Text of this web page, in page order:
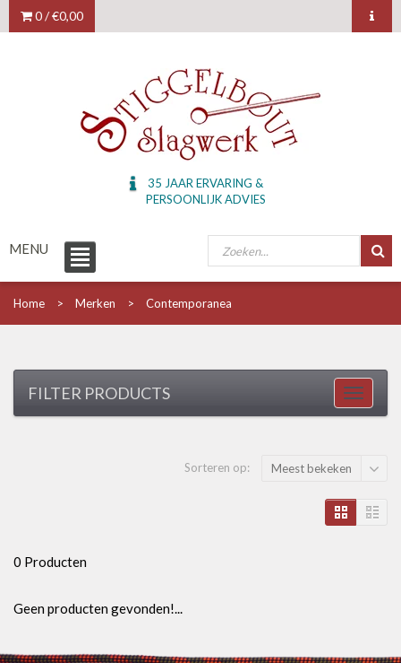
0 /€0,00
35 JAAR ERVARING &
PERSOONLIJK ADVIES
MENU
Home Merken Contemporanea
FILTER PRODUCTS
Sorteren op: Meest bekeken
0 Producten
Geen producten gevonden!...